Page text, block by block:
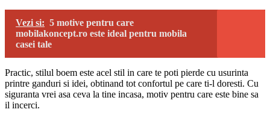
Vezi si: 5 motive pentru care
mobilakoncept.ro este ideal pentru mobila
casei tale
Practic, stilul boem este acel stil in care te poti pierde cu usurinta
printre ganduri si idei, obtinand tot confortul pe care ti-l doresti. Cu
siguranta vrei asa ceva la tine incasa, motiv pentru care este bine sa
il incerci.